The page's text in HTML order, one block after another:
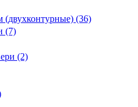
(двухконтурные) (36)
(7)
(2)